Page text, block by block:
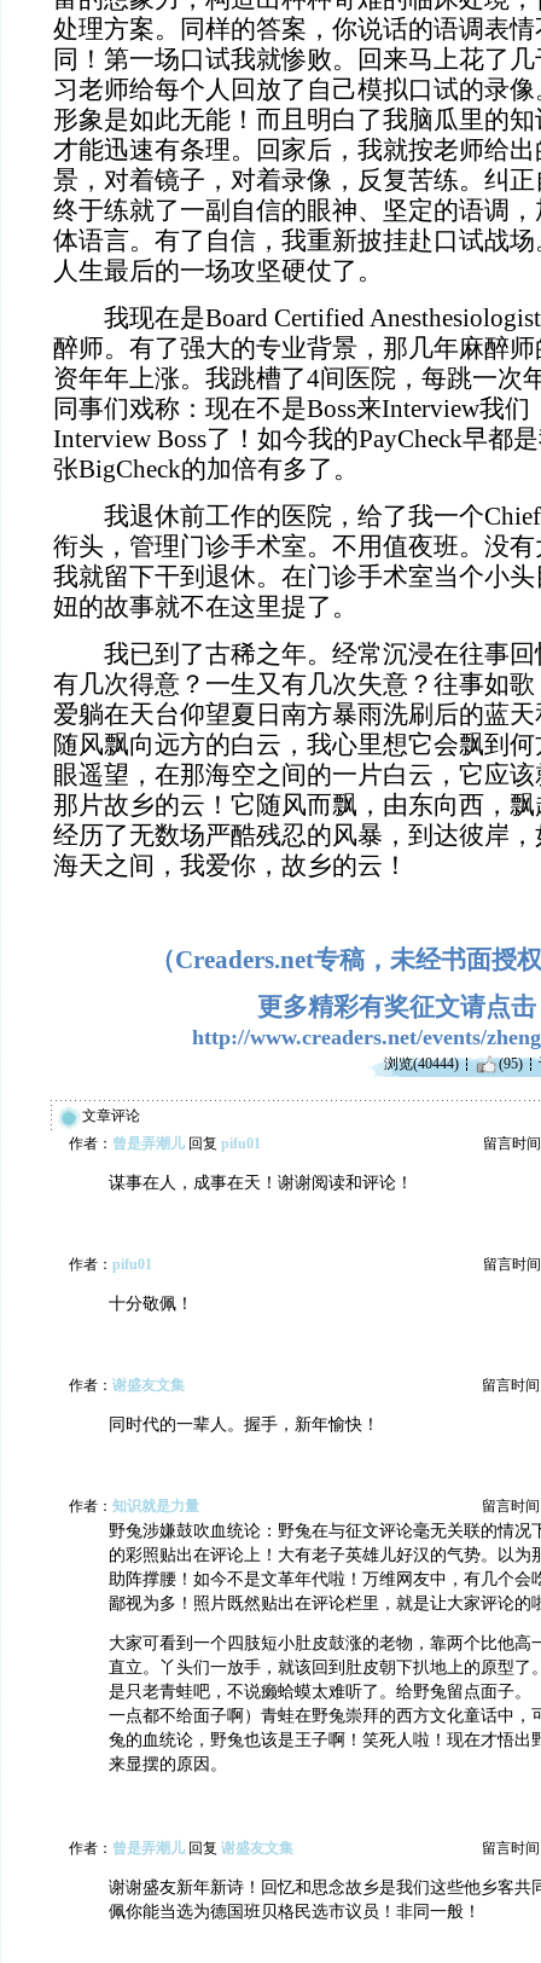
处理方案。同样的答案，你说话的语调表
同！第一场口试我就惨败。回来马上花了
习老师给每个人回放了自己模拟口试的录
形象是如此无能！而且明白了我脑瓜里的
才能迅速有条理。回家后，我就按老师给
景，对着镜子，对着录像，反复苦练。纠
终于练就了一副自信的眼神、坚定的语调
体语言。有了自信，我重新披挂赴口试战
人生最后的一场攻坚硬仗了。
我现在是Board Certified
醉师。有了强大的专业背景，那几年麻醉
资年年上涨。我跳槽了4间医院，每跳一次
同事们戏称：现在不是Boss来Interview我
Interview Boss了！如今我的PayCheck早都
张BigCheck的加倍有多了。
我退休前工作的医院，给了我一个Chief
衔头，管理门诊手术室。不用值夜班。没
我就留下干到退休。在门诊手术室当个小
妞的故事就不在这里提了。
我已到了古稀之年。经常沉浸在往事回
有几次得意？一生又有几次失意？往事如
爱躺在天台仰望夏日南方暴雨洗刷后的蓝
随风飘向远方的白云，我心里想它会飘到
眼遥望，在那海空之间的一片白云，它应
那片故乡的云！它随风而飘，由东向西，
经历了无数场严酷残忍的风暴，到达彼岸
海天之间，我爱你，故乡的云！
（Creaders.net专稿，未经书面授
更多精彩有奖征文请点
http://www.creaders.net/events/
浏览(40444) (95)
文章评论
作者： 曾是弄潮儿 回复 pifu01 留言时
谋事在人，成事在天！谢谢阅读和评论！
作者： pifu01 留言时
十分敬佩！
作者： 谢盛友文集 留言时间
同时代的一辈人。握手，新年愉快！
作者： 知识就是力量 留言时间
野兔涉嫌鼓吹血统论：野兔在与征文评论毫无关联的情况
的彩照贴出在评论上！大有老子英雄儿好汉的气势。以为
助阵撑腰！如今不是文革年代啦！万维网友中，有几个会
鄙视为多！照片既然贴出在评论栏里，就是让大家评论的
大家可看到一个四肢短小肚皮鼓涨的老物，靠两个比他高
直立。丫头们一放手，就该回到肚皮朝下扒地上的原型了
是只老青蛙吧，不说癞蛤蟆太难听了。给野兔留点面子。
一点都不给面子啊）青蛙在野兔崇拜的西方文化童话中，
兔的血统论，野兔也该是王子啊！笑死人啦！现在才悟出
来显摆的原因。
作者： 曾是弄潮儿 回复 谢盛友文集 留言时间
谢谢盛友新年新诗！回忆和思念故乡是我们这些他乡客共
佩你能当选为德国班贝格民选市议员！非同一般！